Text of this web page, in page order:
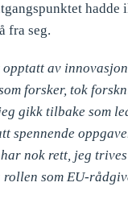
hadde
fra seg.
av
forsker, tok
gikk tilbake som
spennende
nok rett, jeg
som EU-